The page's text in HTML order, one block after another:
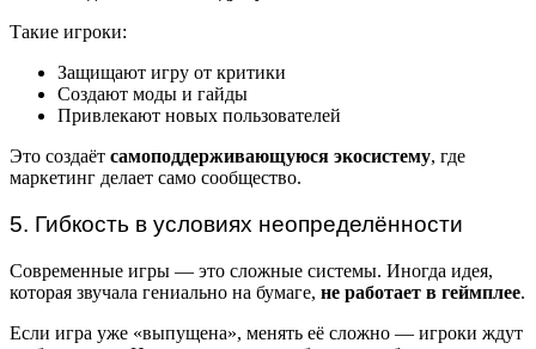
Такие игроки:
Защищают игру от критики
Создают моды и гайды
Привлекают новых пользователей
Это создаёт самоподдерживающуюся экосистему, где
маркетинг делает само сообщество.
5. Гибкость в условиях неопределённости
Современные игры — это сложные системы. Иногда идея,
которая звучала гениально на бумаге, не работает в геймплее.
Если игра уже «выпущена», менять её сложно — игроки ждут